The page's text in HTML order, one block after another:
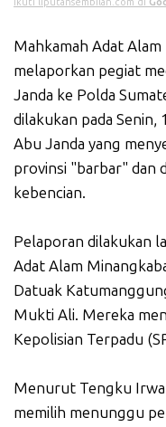
Ikuti liputansembilan.com di
Mahkamah Adat
melaporkan pegiat
Janda ke Polda
dilakukan pada
Abu Janda yang
provinsi "barbar" dan
kebencian.
Pelaporan dilakukan
Adat Alam
Datuak
Mukti Ali. Mereka
Kepolisian Terpadu
Menurut Tengku
memilih menunggu